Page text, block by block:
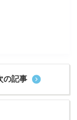
の記事